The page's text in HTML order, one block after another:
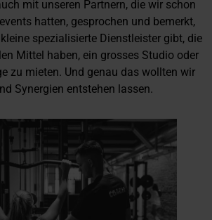
mit unseren Partnern, die wir schon
hatten, gesprochen und bemerkt,
spezialisierte Dienstleister gibt, die
Mittel haben, ein grosses Studio oder
zu mieten. Und genau das wollten wir
Synergien entstehen lassen.